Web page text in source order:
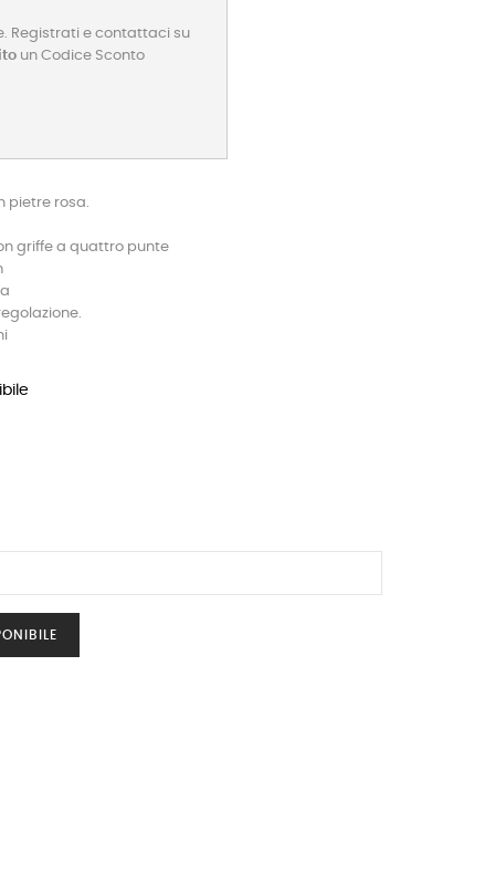
Registrati e contattaci su
un Codice Sconto
pietre rosa.
griffe a quattro punte